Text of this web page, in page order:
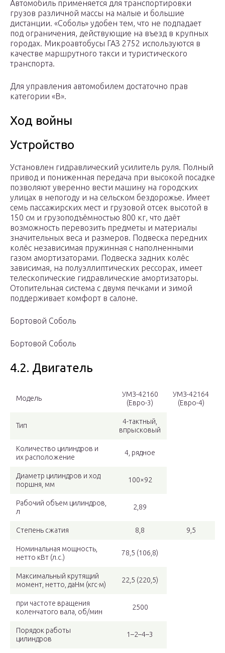
Автомобиль применяется для транспортировки
грузов различной массы на малые и большие
дистанции. «Соболь» удобен тем, что не подпадает
под ограничения, действующие на въезд в крупных
городах. Микроавтобусы ГАЗ 2752 используются в
качестве маршрутного такси и туристического
транспорта.
Для управления автомобилем достаточно прав
категории «В».
Ход войны
Устройство
Установлен гидравлический усилитель руля. Полный
привод и пониженная передача при высокой посадке
позволяют уверенно вести машину на городских
улицах в непогоду и на сельском бездорожье. Имеет
семь пассажирских мест и грузовой отсек высотой в
150 см и грузоподъёмностью 800 кг, что даёт
возможность перевозить предметы и материалы
значительных веса и размеров. Подвеска передних
колёс независимая пружинная с наполненными
газом амортизаторами. Подвеска задних колёс
зависимая, на полуэллиптических рессорах, имеет
телескопические гидравлические амортизаторы.
Отопительная система с двумя печками и зимой
поддерживает комфорт в салоне.
Бортовой Соболь
Бортовой Соболь
4.2. Двигатель
Модель
УМЗ-42160
(Евро-3)
УМЗ-42164
(Евро-4)
Тип
4-тактный,
впрысковый
Количество цилиндров и
их расположение
4, рядное
Диаметр цилиндров и ход
поршня, мм
100×92
Рабочий объем цилиндров,
л
2,89
Степень сжатия 8,8 9,5
Номинальная мощность,
нетто кВт (л.с.)
78,5 (106,8)
Максимальный крутящий
момент, нетто, даНм (кгс·м)
22,5 (220,5)
при частоте вращения
коленчатого вала, об/мин
2500
Порядок работы
цилиндров
1–2–4–3